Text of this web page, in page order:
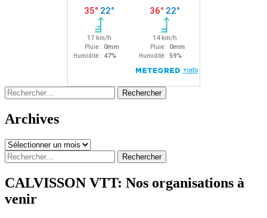
Rechercher :
Archives
Archives
Rechercher :
CALVISSON VTT: Nos organisations à
venir